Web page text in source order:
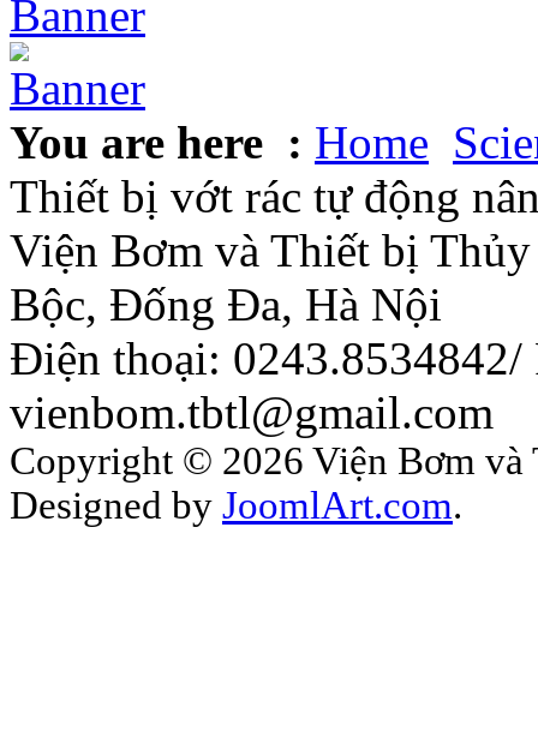
You are here : Home
Thiết bị vớt rác tự động
Viện Bơm và Thiết bị
Bộc, Đống Đa, Hà Nội
Điện thoại:
vienbom.tbtl@gmail.com
Copyright © 2026 Viện Bơm
Designed by JoomlArt.com.